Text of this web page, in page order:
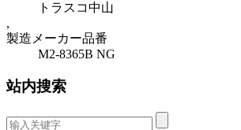
トラスコ中山
,
製造メーカー品番
M2-8365B NG
站内搜索